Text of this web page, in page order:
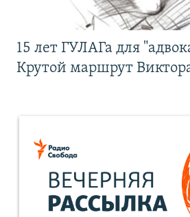
15 лет ГУЛАГа для
Крутой маршрут